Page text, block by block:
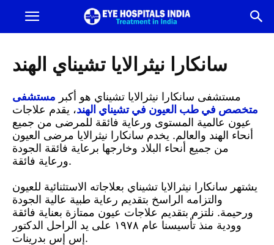
أفضل
في
الهند
أفضل
سانكارا نيثرالايا تشيناي الهند
مستشفى سانكارا نيثرالايا تشيناي هو أكبر مستشفى
متخصص في طب العيون في تشيناي الهند، يقدم علاجات
عيون عالمية المستوى ورعاية فائقة للمرضى من جميع
أنحاء الهند والعالم. يخدم سانكارا نيثرالايا مرضى العيون
من جميع أنحاء البلاد وخارجها برعاية فائقة الجودة
ورعاية فائقة.
يشتهر سانكارا نيثرالايا تشيناي بعلاجاته الاستثنائية للعيون
والتزامه الراسخ بتقديم رعاية طبية عالية الجودة
ورحيمة. نلتزم بتقديم علاجات عيون ممتازة بعناية فائقة
وودية منذ تأسيسنا عام ١٩٧٨ على يد الراحل الدكتور
إس إس بدرينات.